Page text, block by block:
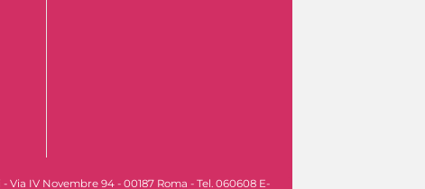
IV Novembre 94 - 00187 Roma - Tel. 060608 E-